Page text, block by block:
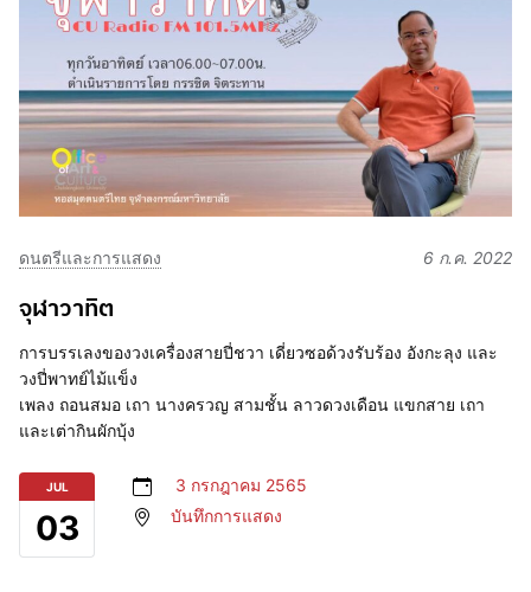
ดนตรีและการแสดง 6 ก.ค. 2022
จุฬาวาทิต
การบรรเลงของวงเครื่องสายปี่ชวา เดี่ยวซอด้วงรับร้อง อังกะลุง และ
วงปี่พาทย์ไม้แข็ง
เพลง ถอนสมอ เถา นางครวญ สามชั้น ลาวดวงเดือน แขกสาย เถา
และเต่ากินผักบุ้ง
JUL
03
3 กรกฎาคม 2565
บันทึกการแสดง